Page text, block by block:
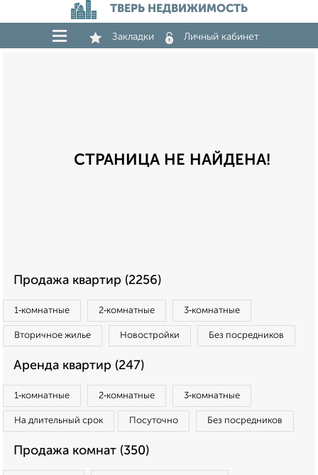
ТВЕРЬ НЕДВИЖИМОСТЬ
Закладки Личный кабинет
СТРАНИЦА НЕ НАЙДЕНА!
Продажа квартир (2256)
1‑комнатные 2‑комнатные 3‑комнатные
Вторичное жилье Новостройки Без посредников
Аренда квартир (247)
1‑комнатные 2‑комнатные 3‑комнатные
На длительный срок Посуточно Без посредников
Продажа комнат (350)